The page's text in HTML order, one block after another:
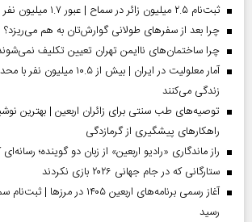
ثبت‌نام ۲.۵ میلیون زائر در سماح | عبور ۱.۷ میلیون نفر از مرز‌های اربعین
چرا بعد از سفرهای طولانی گوارش‌تان به هم می‌ریزد؟
چرا ساختمان‌های ناایمن تهران تعیین تکلیف
آمار معلولیت در ایران | بیش از
زندگی می‌کنند
توصیه‌های طب سنتی برای زائران اربعین | بهترین
راهکارهای پیشگیری از گرمازدگی
راز ماندگاری «رادیو اربعین» از زبان دو گوینده؛
ستارگانی که در جام جهانی ۲۰۲۶ بازی نکردند
رسید